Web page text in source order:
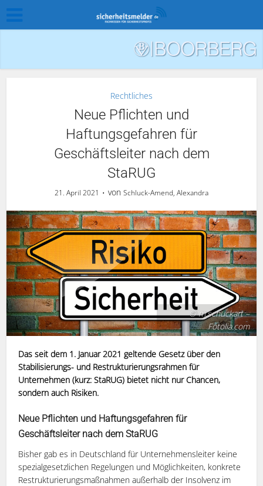
Rechtliches
Neue Pflichten und
Haftungsgefahren für
Geschäftsleiter nach dem
StaRUG
21. April 2021 von Schluck-Amend, Alexandra
© m.schuckart –
Fotolia.com
Das seit dem 1. Januar 2021 geltende Gesetz über den
Stabilisierungs- und Restrukturierungsrahmen für
Unternehmen (kurz: StaRUG) bietet nicht nur Chancen,
sondern auch Risiken.
Neue Pflichten und Haftungsgefahren für
Geschäftsleiter nach dem StaRUG
Bisher gab es in Deutschland für Unternehmensleiter keine
spezialgesetzlichen Regelungen und Möglichkeiten, konkrete
Restrukturierungsmaßnahmen außerhalb der Insolvenz im